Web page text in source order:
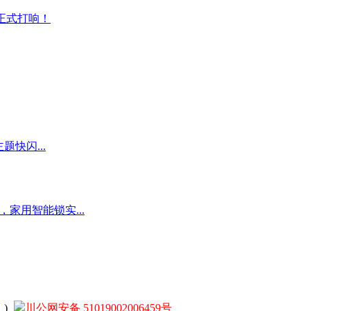
) 川公网安备 51019002006459号